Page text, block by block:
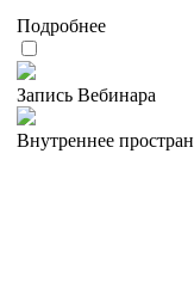
Подробнее
Запись Вебинара
Внутреннее